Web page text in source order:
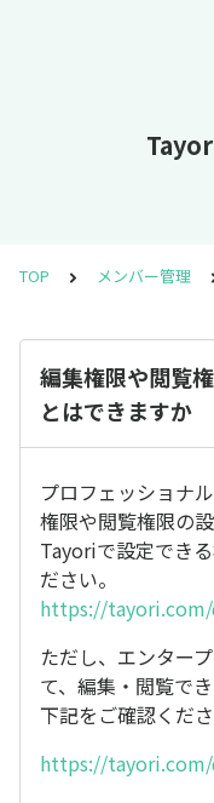
TOP メンバー管理
編集権限や閲覧
とはできますか
プロフェッショナ
権限や閲覧権限の
Tayoriで設定でき
ださい。
https://
ただし、エンター
て、編集・閲覧で
下記をご確認くださ
https://